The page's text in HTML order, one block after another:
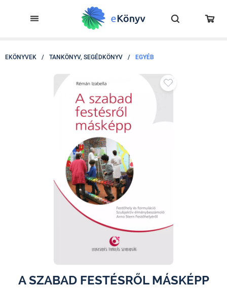
EKÖNYVEK / TANKÖNYV, SEGÉDKÖNYV / EGYÉB
A SZABAD FESTÉSRŐL MÁSKÉPP